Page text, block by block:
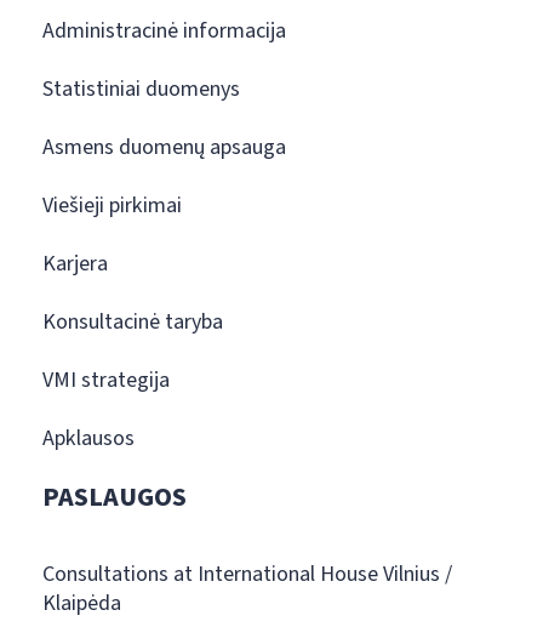
Administracinė informacija
Statistiniai duomenys
Asmens duomenų apsauga
Viešieji pirkimai
Karjera
Konsultacinė taryba
VMI strategija
Apklausos
PASLAUGOS
Consultations at International House Vilnius /
Klaipėda